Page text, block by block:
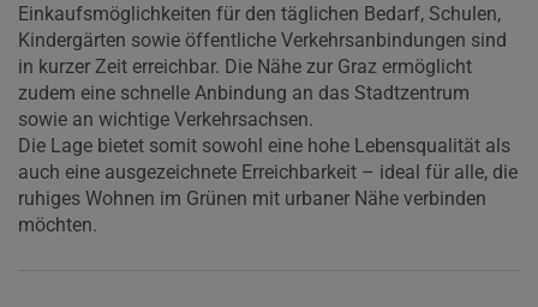
Einkaufsmöglichkeiten für den täglichen Bedarf, Schulen,
Kindergärten sowie öffentliche Verkehrsanbindungen sind
in kurzer Zeit erreichbar. Die Nähe zur Graz ermöglicht
zudem eine schnelle Anbindung an das Stadtzentrum
sowie an wichtige Verkehrsachsen.
Die Lage bietet somit sowohl eine hohe Lebensqualität als
auch eine ausgezeichnete Erreichbarkeit – ideal für alle, die
ruhiges Wohnen im Grünen mit urbaner Nähe verbinden
möchten.